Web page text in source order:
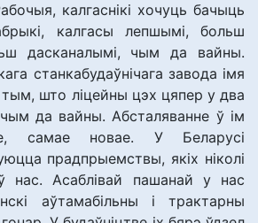
калгаснікі хочуць бачыць
калгасы лепшымі, больш
дасканалымі, чым да вайны.
станкабудаўнічага завода імя
тым, што ліцейны цэх цяпер у два
да вайны. Абсталяванне ў ім
самае новае. У Беларусі
прадпрыемствы, якіх ніколі
Асаблівай пашанай у нас
аўтамабільны і трактарны